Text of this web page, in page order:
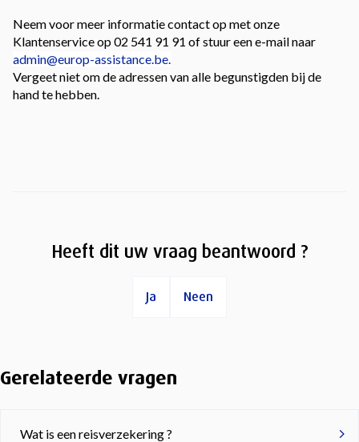
Neem voor meer informatie contact op met onze
Klantenservice op 02 541 91 91 of stuur een e-mail naar
admin@europ-assistance.be.
Vergeet niet om de adressen van alle begunstigden bij de
hand te hebben.
Heeft dit uw vraag beantwoord ?
Ja Neen
Gerelateerde vragen
Wat is een reisverzekering ?